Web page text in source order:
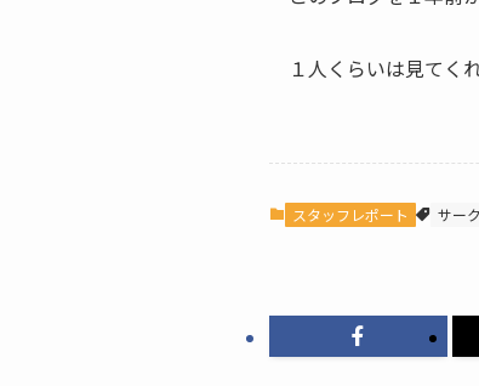
１人くらいは見てく
スタッフレポート サー